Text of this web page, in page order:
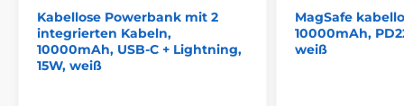
Kapazität: 10.000 mAh
Batterie: Li-Polymer
Kabellose Powerbank mit 2
integrierten Kabeln,
10000mAh, USB-C + Lightning,
15W, weiß
MagSafe
10000mAh,
weiß